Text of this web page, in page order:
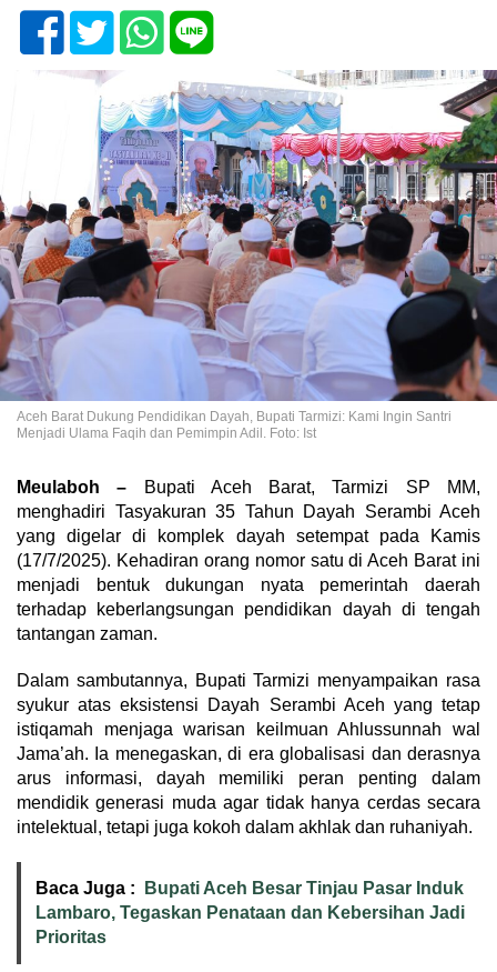
Aceh Barat Dukung Pendidikan Dayah, Bupati Tarmizi: Kami Ingin Santri
Menjadi Ulama Faqih dan Pemimpin Adil. Foto: Ist
Meulaboh – Bupati Aceh Barat, Tarmizi SP MM,
menghadiri Tasyakuran 35 Tahun Dayah Serambi Aceh
yang digelar di komplek dayah setempat pada Kamis
(17/7/2025). Kehadiran orang nomor satu di Aceh Barat ini
menjadi bentuk dukungan nyata pemerintah daerah
terhadap keberlangsungan pendidikan dayah di tengah
tantangan zaman.
Dalam sambutannya, Bupati Tarmizi menyampaikan rasa
syukur atas eksistensi Dayah Serambi Aceh yang tetap
istiqamah menjaga warisan keilmuan Ahlussunnah wal
Jama’ah. Ia menegaskan, di era globalisasi dan derasnya
arus informasi, dayah memiliki peran penting dalam
mendidik generasi muda agar tidak hanya cerdas secara
intelektual, tetapi juga kokoh dalam akhlak dan ruhaniyah.
Baca Juga :
Bupati Aceh Besar Tinjau Pasar Induk
Lambaro, Tegaskan Penataan dan Kebersihan Jadi
Prioritas